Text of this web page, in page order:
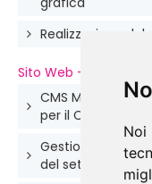
Noi
Realizzazione del
Sito Web -
CMS MITdesign e
per il Cliente
Gestione
del settore di